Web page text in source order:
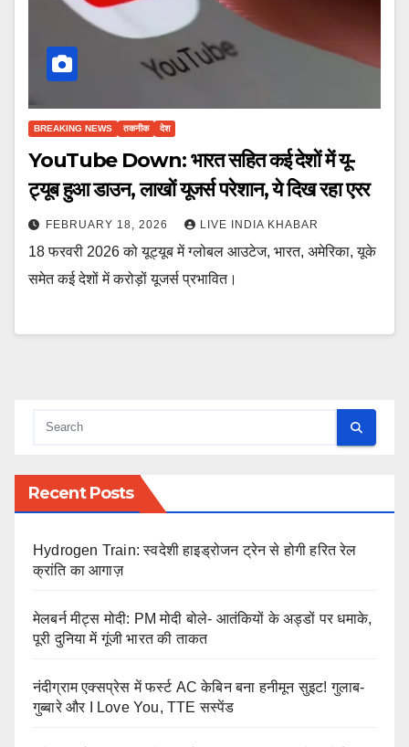
BREAKING NEWS तकनीक देश
YouTube Down: भारत सहित कई देशों में यू-
ट्यूब हुआ डाउन, लाखों यूजर्स परेशान, ये दिख रहा एरर
FEBRUARY 18, 2026 LIVE INDIA KHABAR
18 फरवरी 2026 को यूट्यूब में ग्लोबल आउटेज, भारत, अमेरिका, यूके
समेत कई देशों में करोड़ों यूजर्स प्रभावित।
Recent Posts
Hydrogen Train: स्वदेशी हाइड्रोजन ट्रेन से होगी हरित रेल
क्रांति का आगाज़
मेलबर्न मीट्स मोदी: PM मोदी बोले- आतंकियों के अड्डों पर धमाके,
पूरी दुनिया में गूंजी भारत की ताकत
नंदीग्राम एक्सप्रेस में फर्स्ट AC केबिन बना हनीमून सुइट! गुलाब-
गुब्बारे और I Love You, TTE सस्पेंड